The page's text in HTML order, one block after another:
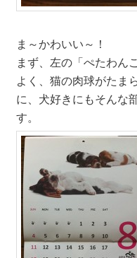
ま～かわいい～！
まず、左の「ぺたわん
よく、猫の肉球がたま
に、犬好きにもそんな
す。